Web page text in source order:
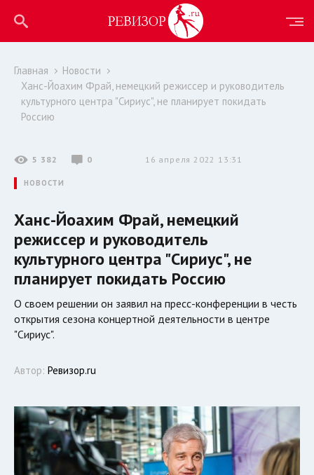
Главная
Новости
Ханс-Йоахим Фрай, немецкий режиссер и руководитель
культурного центра "Сириус", не планирует покидать
Россию
5 382 0 16 апреля 2022 13:31
НОВОСТИ
Ханс-Йоахим Фрай, немецкий
режиссер и руководитель
культурного центра "Сириус", не
планирует покидать Россию
О своем решении он заявил на пресс-конференции в честь
открытия сезона концертной деятельности в центре
"Сириус".
Автор: Ревизор.ru